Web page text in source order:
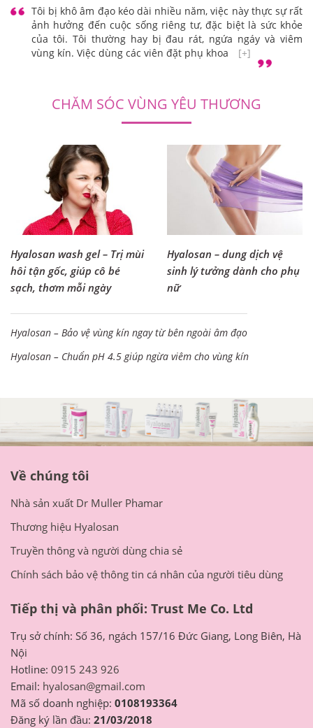
Tôi bị khô âm đạo kéo dài nhiều năm, việc này thực sự rất
ảnh hưởng đến cuộc sống riêng tư, đặc biệt là sức khỏe
của tôi. Tôi thường hay bị đau rát, ngứa ngáy và viêm
vùng kín. Việc dùng các viên đặt phụ khoa
[+]
CHĂM SÓC VÙNG YÊU THƯƠNG
Hyalosan wash gel – Trị mùi
hôi tận gốc, giúp cô bé
sạch, thơm mỗi ngày
Hyalosan – dung dịch vệ
sinh lý tưởng dành cho phụ
nữ
Hyalosan – Bảo vệ vùng kín ngay từ bên ngoài âm đạo
Hyalosan – Chuẩn pH 4.5 giúp ngừa viêm cho vùng kín
Về chúng tôi
Nhà sản xuất Dr Muller Phamar
Thương hiệu Hyalosan
Truyền thông và người dùng chia sẻ
Chính sách bảo vệ thông tin cá nhân của người tiêu dùng
Tiếp thị và phân phối: Trust Me Co. Ltd
Trụ sở chính: Số 36, ngách 157/16 Đức Giang, Long Biên, Hà
Nội
Hotline: 0915 243 926
Email: hyalosan@gmail.com
Mã số doanh nghiệp: 0108193364
Đăng ký lần đầu: 21/03/2018